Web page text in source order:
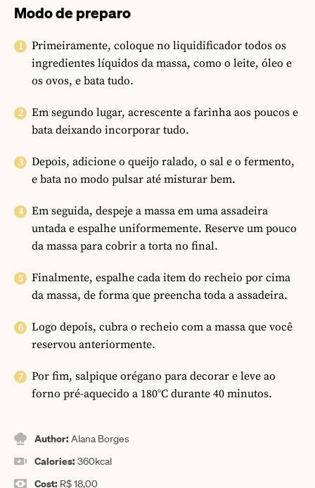
Modo de preparo
Primeiramente, coloque no liquidificador todos os
ingredientes líquidos da massa, como o leite, óleo e
os ovos, e bata tudo.
Em segundo lugar, acrescente a farinha aos poucos e
bata deixando incorporar tudo.
Depois, adicione o queijo ralado, o sal e o fermento,
e bata no modo pulsar até misturar bem.
Em seguida, despeje a massa em uma assadeira
untada e espalhe uniformemente. Reserve um pouco
da massa para cobrir a torta no final.
Finalmente, espalhe cada item do recheio por cima
da massa, de forma que preencha toda a assadeira.
Logo depois, cubra o recheio com a massa que você
reservou anteriormente.
Por fim, salpique orégano para decorar e leve ao
forno pré-aquecido a 180°C durante 40 minutos.
Author:Alana Borges
Calories:360kcal
Cost: R$ 18,00